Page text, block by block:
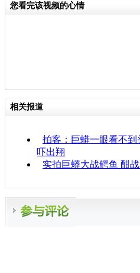
您看完该视频的心情
相关报道
拍客：巨蟒一眼看不到
吓出翔
实拍巨蟒大战鳄鱼 酣